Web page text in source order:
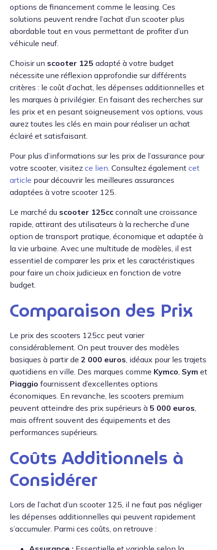
options de financement comme le leasing. Ces
solutions peuvent rendre l’achat d’un scooter plus
abordable tout en vous permettant de profiter d’un
véhicule neuf.
Choisir un scooter 125 adapté à votre budget
nécessite une réflexion approfondie sur différents
critères : le coût d’achat, les dépenses additionnelles et
les marques à privilégier. En faisant des recherches sur
les prix et en pesant soigneusement vos options, vous
aurez toutes les clés en main pour réaliser un achat
éclairé et satisfaisant.
Pour plus d’informations sur les prix de l’assurance pour
votre scooter, visitez ce lien . Consultez également cet
article pour découvrir les meilleures assurances
adaptées à votre scooter 125.
Le marché du scooter 125cc connaît une croissance
rapide, attirant des utilisateurs à la recherche d’une
option de transport pratique, économique et adaptée à
la vie urbaine. Avec une multitude de modèles, il est
essentiel de comparer les prix et les caractéristiques
pour faire un choix judicieux en fonction de votre
budget.
Comparaison des Prix
Le prix des scooters 125cc peut varier
considérablement. On peut trouver des modèles
basiques à partir de 2 000 euros , idéaux pour les trajets
quotidiens en ville. Des marques comme Kymco Sym et
Piaggio fournissent d’excellentes options
économiques. En revanche, les scooters premium
peuvent atteindre des prix supérieurs à 5 000 euros
mais offrent souvent des équipements et des
performances supérieurs.
Coûts Additionnels à
Considérer
Lors de l’achat d’un scooter 125, il ne faut pas négliger
les dépenses additionnelles qui peuvent rapidement
s’accumuler. Parmi ces coûts, on retrouve :